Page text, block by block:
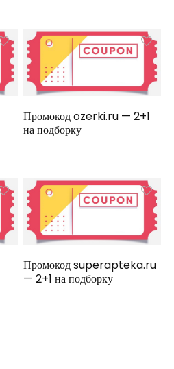
Промокод ozerki.ru — 2+1
на подборку
Промокод superapteka.ru
— 2+1 на подборку